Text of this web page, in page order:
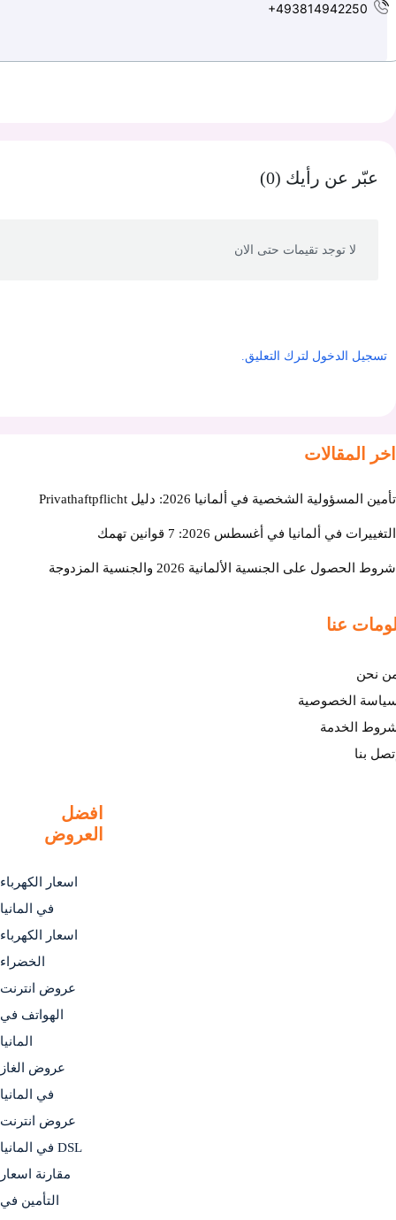
+493814942250
عبّر عن رأيك (0)
لا توجد تقيمات حتى الان
تسجيل الدخول لترك التعليق.
اخر المقالات
تأمين المسؤولية الشخصية في ألمانيا 2026: دليل Privathaftpflicht
التغييرات في ألمانيا في أغسطس 2026: 7 قوانين تهمك
شروط الحصول على الجنسية الألمانية 2026 والجنسية المزدوجة
عنا
نحن
الخصوصية
الخدمة
بنا
افضل
العروض
اسعار الكهرباء
في المانيا
اسعار الكهرباء
الخضراء
عروض انترنت
الهواتف في
المانيا
عروض الغاز
في المانيا
عروض انترنت
DSL في المانيا
مقارنة اسعار
التأمين في